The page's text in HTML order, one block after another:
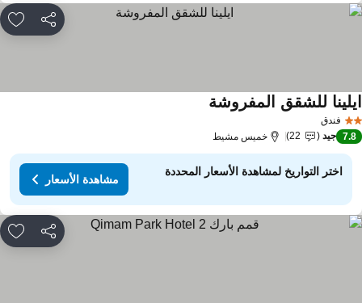
مشاركة
فندق
للشقق المفروشةمشاهدة الأسعار
7.8 جيد 22 خميس مشيط
اختر التواريخ لمشاهدة الأسعار المحددة
مشاهدة الأسعار
مشاركة